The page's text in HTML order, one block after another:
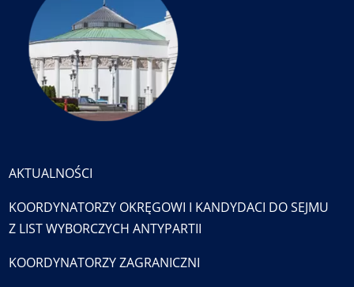
AKTUALNOŚCI
KOORDYNATORZY OKRĘGOWI I KANDYDACI DO SEJMU
Z LIST WYBORCZYCH ANTYPARTII
KOORDYNATORZY ZAGRANICZNI